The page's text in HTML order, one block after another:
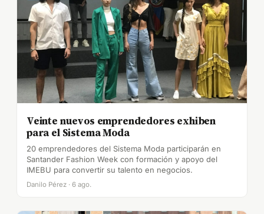
Veinte nuevos emprendedores exhiben
para el Sistema Moda
20 emprendedores del Sistema Moda participarán en
Santander Fashion Week con formación y apoyo del
IMEBU para convertir su talento en negocios.
Danilo Pérez · 6 ago.